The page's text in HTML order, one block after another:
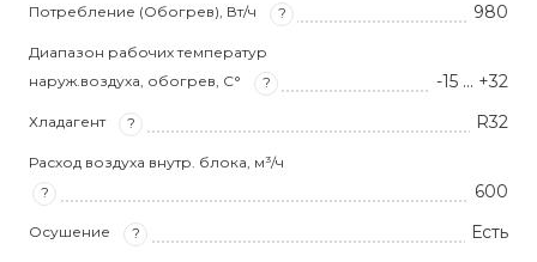
Потребление (Обогрев), Вт/ч ? 980
Диапазон рабочих температур
наруж.воздуха, обогрев, С°
? -15 ... +32
Хладагент ? R32
Расход воздуха внутр. блока, м³/ч
?
600
Осушение ? Есть